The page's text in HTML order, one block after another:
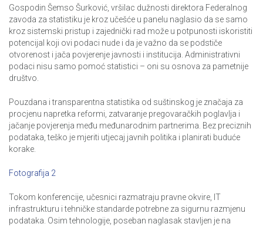
Gospodin Šemso Šurković, vršilac dužnosti direktora Federalnog
zavoda za statistiku je kroz učešće u panelu naglasio da se samo
kroz sistemski pristup i zajednički rad može u potpunosti iskoristiti
potencijal koji ovi podaci nude i da je važno da se podstiče
otvorenost i jača povjerenje javnosti i institucija. Administrativni
podaci nisu samo pomoć statistici – oni su osnova za pametnije
društvo.
Pouzdana i transparentna statistika od suštinskog je značaja za
procjenu napretka reformi, zatvaranje pregovaračkih poglavlja i
jačanje povjerenja među međunarodnim partnerima. Bez preciznih
podataka, teško je mjeriti utjecaj javnih politika i planirati buduće
korake.
Fotografija 2
Tokom konferencije, učesnici razmatraju pravne okvire, IT
infrastrukturu i tehničke standarde potrebne za sigurnu razmjenu
podataka. Osim tehnologije, poseban naglasak stavljen je na